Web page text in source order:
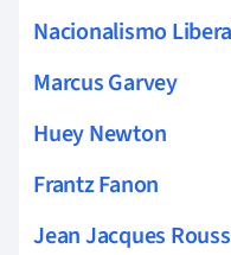
Nacionalismo
Marcus Garvey
Huey Newton
Frantz Fanon
Jean Jacques